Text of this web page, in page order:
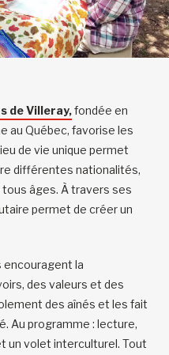
de Villeray,fondée en
au Québec, favorise les
de vie unique permet
différentes nationalités,
âges. À travers ses
permet de créer un
la
des valeurs et des
des aînés et les fait
Au programme : lecture,
un volet interculturel. Tout